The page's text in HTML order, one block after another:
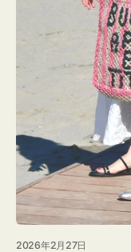
2026年2月27日